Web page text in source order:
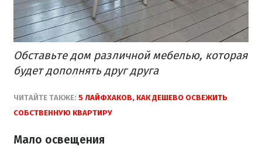
Обставьте дом различной мебелью, которая
будет дополнять друг друга
ЧИТАЙТЕ ТАКЖЕ: 5 ЛАЙФХАКОВ, КАК ДЕШЕВО ОСВЕЖИТЬ
СОБСТВЕННУЮ КВАРТИРУ
Мало освещения